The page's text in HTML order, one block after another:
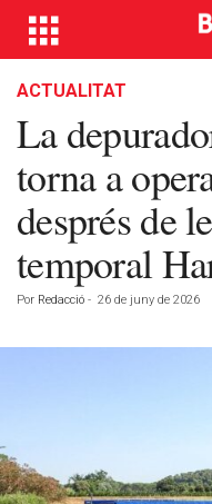
ACTUALITAT
La
torna a
després de
temporal
Por Redacció - 26 de juny de 2026